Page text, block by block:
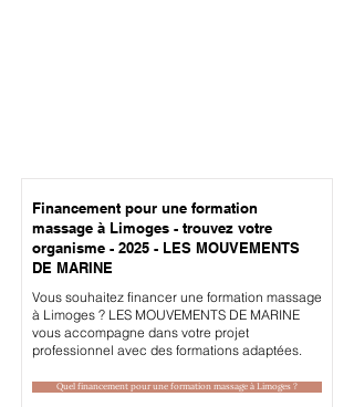
Financement pour une formation
massage à Limoges - trouvez votre
organisme - 2025 - LES MOUVEMENTS
DE MARINE
Vous souhaitez financer une formation massage
à Limoges ? LES MOUVEMENTS DE MARINE
vous accompagne dans votre projet
professionnel avec des formations adaptées.
Quel financement pour une formation massage à Limoges ?